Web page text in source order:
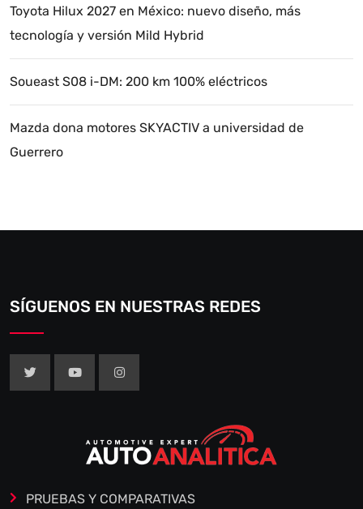
Toyota Hilux 2027 en México: nuevo diseño, más
tecnología y versión Mild Hybrid
Soueast S08 i-DM: 200 km 100% eléctricos
Mazda dona motores SKYACTIV a universidad de
Guerrero
SÍGUENOS EN NUESTRAS REDES
PRUEBAS Y COMPARATIVAS